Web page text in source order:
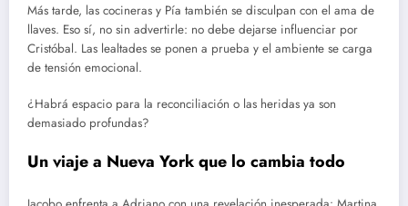
Más tarde, las cocineras y Pía también se disculpan con el ama de
llaves. Eso sí, no sin advertirle: no debe dejarse influenciar por
Cristóbal. Las lealtades se ponen a prueba y el ambiente se carga
de tensión emocional.
¿Habrá espacio para la reconciliación o las heridas ya son
demasiado profundas?
Un viaje a Nueva York que lo cambia todo